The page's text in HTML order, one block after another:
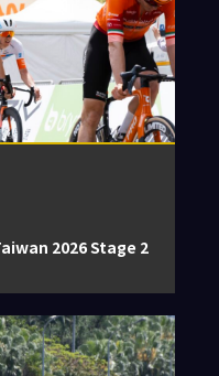
2026 Stage 2